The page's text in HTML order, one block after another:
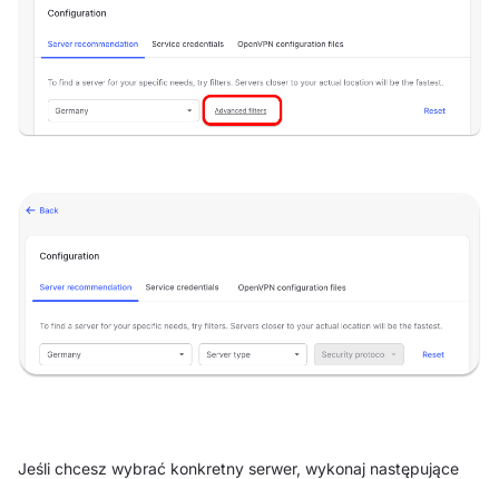
Jeśli chcesz wybrać konkretny serwer, wykonaj następujące